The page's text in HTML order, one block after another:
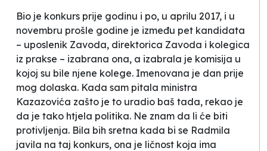
Bio je konkurs prije godinu i po, u aprilu 2017, i u
novembru prošle godine je između pet kandidata
– uposlenik Zavoda, direktorica Zavoda i kolegica
iz prakse – izabrana ona, a izabrala je komisija u
kojoj su bile njene kolege. Imenovana je dan prije
mog dolaska. Kada sam pitala ministra
Kazazovića zašto je to uradio baš tada, rekao je
da je tako htjela politika. Ne znam da li će biti
protivljenja. Bila bih sretna kada bi se Radmila
javila na taj konkurs, ona je ličnost koja ima